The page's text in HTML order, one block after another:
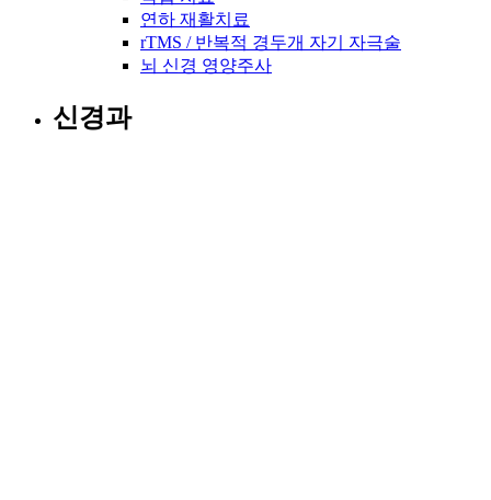
연하 재활치료
rTMS / 반복적 경두개 자기 자극술
뇌 신경 영양주사
신경과